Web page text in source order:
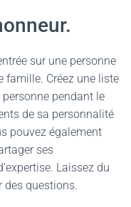
sur une personne
famille. Créez une liste
pendant le
de sa personnalité
pouvez également
ses
Laissez du
des questions.